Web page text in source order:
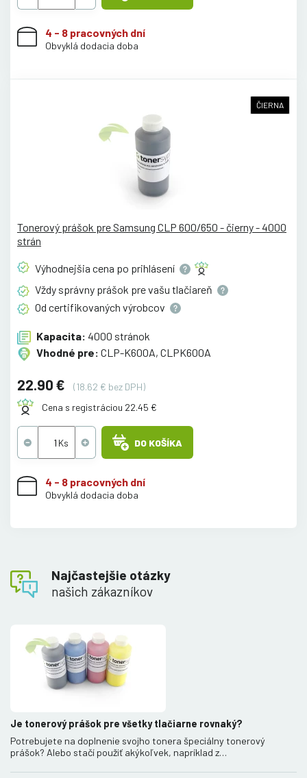
4 - 8 pracovných dní
Obvyklá dodacia doba
ČIERNA
Tonerový prášok pre Samsung CLP 600/650 - čierny - 4000
strán
Výhodnejšia cena po prihlásení
Vždy správny prášok pre vašu tlačiareň
Od certifikovaných výrobcov
Kapacita: 4000 stránok
Vhodné pre: CLP-K600A, CLPK600A
22.90 €
(18.62 € bez DPH)
Cena s registráciou 22.45 €
DO KOŠÍKA
4 - 8 pracovných dní
Obvyklá dodacia doba
Najčastejšie otázky
našich zákazníkov
Je tonerový prášok pre všetky tlačiarne rovnaký?
Potrebujete na doplnenie svojho tonera špeciálny tonerový
prášok? Alebo stačí použiť akýkoľvek, napríklad z…